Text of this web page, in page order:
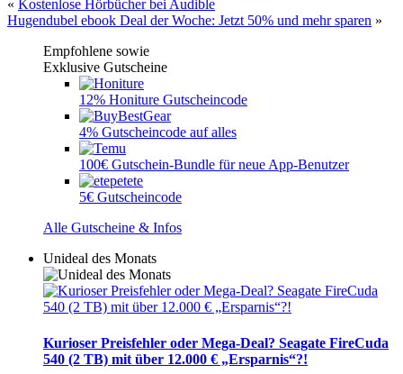
« Kostenlose Hörbücher bei Audible
Hugendubel ebook Deal der Woche: Jetzt 50% und mehr sparen »
Empfohlene sowie
Exklusive Gutscheine
12% Honiture Gutscheincode
4% Gutscheincode auf alles
100€ Gutschein-Bundle für neue App-Benutzer
5€ Gutscheincode
Alle Gutscheine & Infos
Unideal des Monats
Kurioser Preisfehler oder Mega-Deal? Seagate FireCuda
540 (2 TB) mit über 12.000 € „Ersparnis“?!